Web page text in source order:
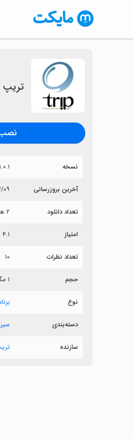
تریپ
نسخه
آخرین بروزرسانی
تعداد دانلود ۲ هزار
امتیاز ۴.۱
تعداد نظرات ۱۰
حجم ۱ مگابایت
نوع
دسته‌بندی
سازنده